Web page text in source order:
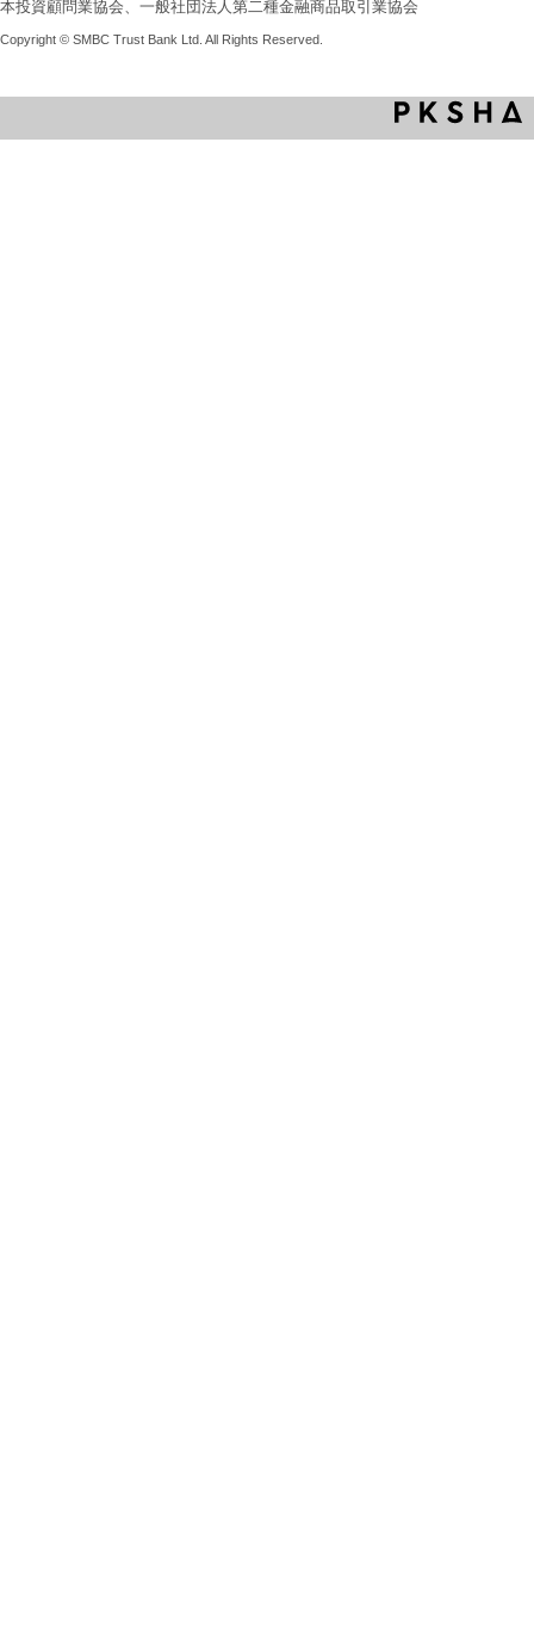
本投資顧問業協会、一般社団法人第二種金融商品取引業協会
Copyright © SMBC Trust Bank Ltd. All Rights Reserved.